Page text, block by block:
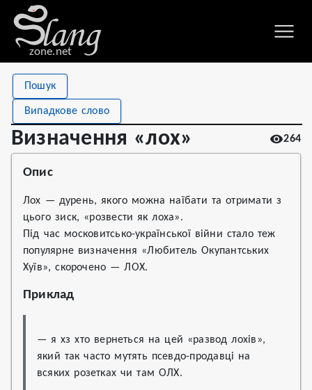
zone.net
Пошук
Випадкове слово
Визначення «лох» 264
Визначення «лох»
Stat
Views
Definitions 1
Опис
Лох — дурень, якого можна наїбати та отримати з
цього зиск, «розвести як лоха».
Під час московитсько-української війни стало теж
популярне визначення «Любитель Окупантських
Хуїв», скорочено — ЛОХ.
Приклад
— я хз хто вернеться на цей «развод лохів»,
який так часто мутять псевдо-продавці на
всяких розетках чи там ОЛХ.